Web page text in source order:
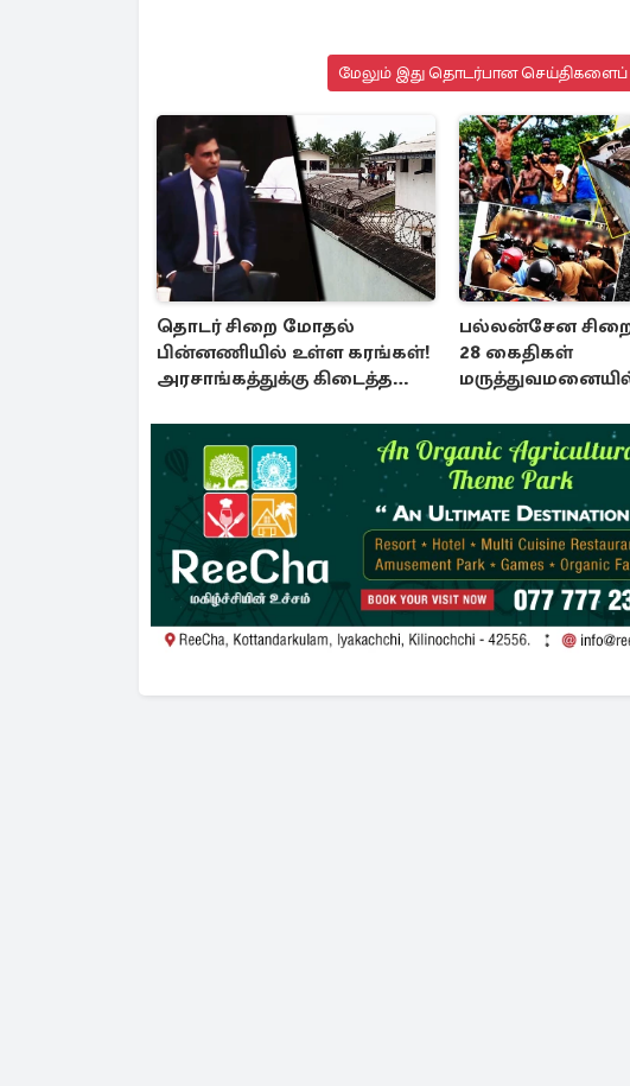
மேலும் இது தொடர்பான செய்திகளைப்
தொடர் சிறை மோதல்
பின்னணியில் உள்ள கரங்கள்!
அரசாங்கத்துக்கு கிடைத்த
பல்லன்சேன
28 கைதிகள்